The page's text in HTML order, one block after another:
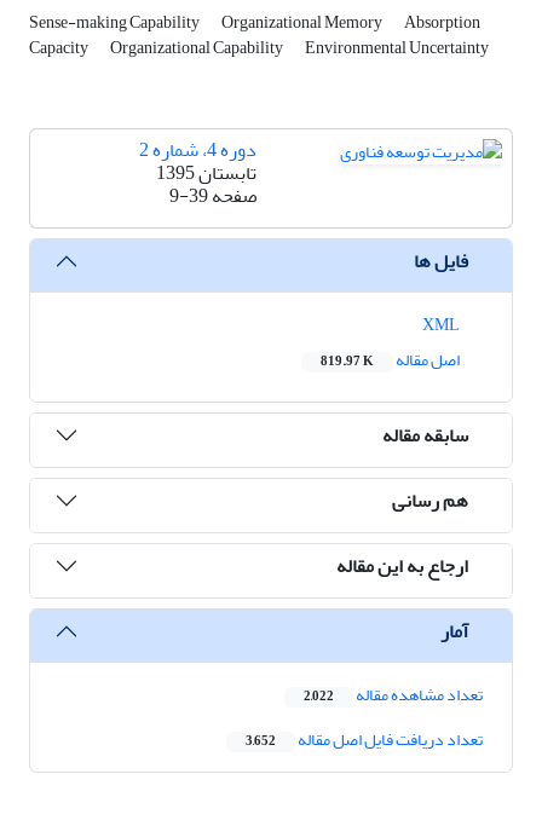
Sense-making Capability Organizational Memory Absorption
Capacity Organizational Capability Environmental Uncertainty
دوره 4، شماره 2
تابستان 1395
صفحه9-39
فایل ها
اصل مقاله
819.97 K
سابقه مقاله
هم رسانی
ارجاع به این مقاله
آمار
تعداد مشاهده مقاله 2,022
تعداد دریافت فایل اصل مقاله 3,652